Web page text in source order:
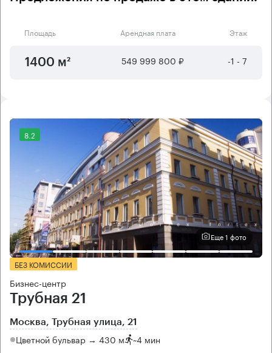
Площадь Арендная плата Этаж
1400 м² 549 999 800 ₽ -1 - 7
8.2
Еще 1 фото
БЕЗ КОМИССИИ
Бизнес-центр
Трубная 21
Москва, Трубная улица, 21
Цветной бульвар → 430 м ~4 мин